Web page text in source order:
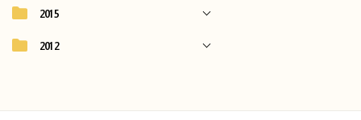
2015
2012